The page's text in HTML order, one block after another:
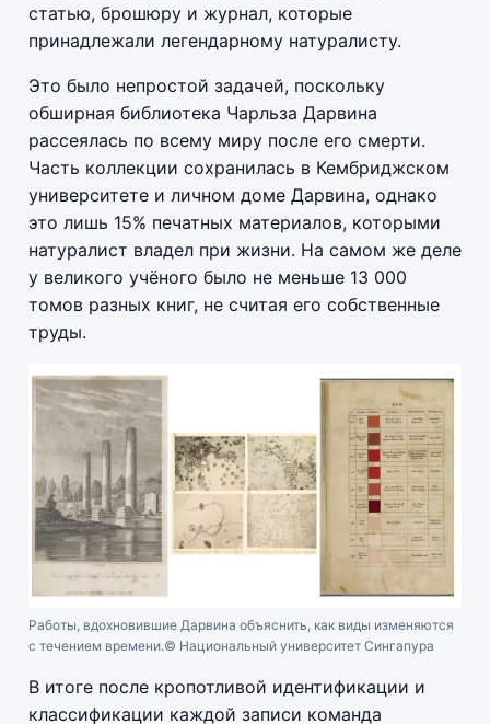
статью, брошюру и журнал, которые
принадлежали легендарному натуралисту.
Это было непростой задачей, поскольку
обширная библиотека Чарльза Дарвина
рассеялась по всему миру после его смерти.
Часть коллекции сохранилась в Кембриджском
университете и личном доме Дарвина, однако
это лишь 15% печатных материалов, которыми
натуралист владел при жизни. На самом же деле
у великого учёного было не меньше 13 000
томов разных книг, не считая его собственные
труды.
Работы, вдохновившие Дарвина объяснить, как виды изменяются
с течением времени.© Национальный университет Сингапура
В итоге после кропотливой идентификации и
классификации каждой записи команда